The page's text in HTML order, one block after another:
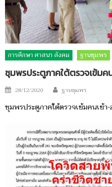
การศึกษา ศาสนา สังคม ฐานชุมพร
ชุมพรประตูภาคใต้ตรวจเข้ม
Posted
28/12/2020 Author
ฐานชุมพร
ชุมพรประตูภาคใต้ตรวจเข้มคนเข้า